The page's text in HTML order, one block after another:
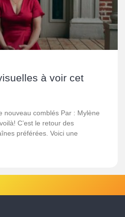
à voir cet
nouveau comblés Par : Mylène
C’est le retour des
préférées. Voici une